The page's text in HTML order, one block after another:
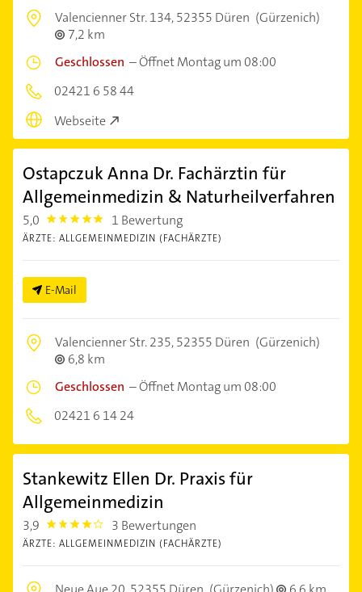
Valencienner Str. 134,52355 Düren (Gürzenich)
7,2 km
Geschlossen –Öffnet Montag um 08:00
02421 6 58 44
Webseite
Ostapczuk Anna Dr. Fachärztin für
Allgemeinmedizin & Naturheilverfahren
5,0 5.0 1 Bewertung
ÄRZTE: ALLGEMEINMEDIZIN (FACHÄRZTE)
E-Mail
Valencienner Str. 235,52355 Düren (Gürzenich)
6,8 km
Geschlossen –Öffnet Montag um 08:00
02421 6 14 24
Stankewitz Ellen Dr. Praxis für
Allgemeinmedizin
3,9 3.9 3 Bewertungen
ÄRZTE: ALLGEMEINMEDIZIN (FACHÄRZTE)